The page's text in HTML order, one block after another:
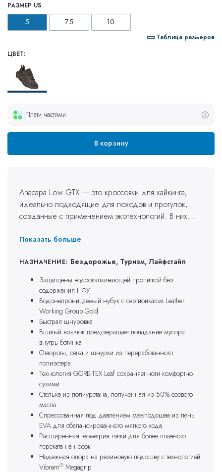
РАЗМЕР US
5 7.5 10
Таблица размеров
ЦВЕТ:
Плати частями
В корзину
Anacapa Low GTX — это кроссовки для хайкинга,
идеально подходящие для походов и прогулок,
созданные с применением экотехнологий. В них...
Показать больше
НАЗНАЧЕНИЕ: Бездорожье, Туризм, Лайфстайл
Защищены водоотталкивающей пропиткой без
содержания ПФУ
Водонепроницаемый нубук с сертификатом Leather
Working Group Gold
Быстрая шнуровка
Вшитый язычок предотвращает попадание мусора
внутрь ботинка
Отвороты, сетка и шнурки из переработанного
полиэстера
Технология GORE-TEX Leaf сохраняет ноги комфортно
сухими
Стелька из полиуретана, полученная из 50% соевого
масла
Спрессованная под давлением межподошва из пены
EVA для сбалансированного мягкого хода
Расширенная геометрия пятки для более плавного
переката на носок
Надежная опора на резиновую подошву с технологией
Vibram® Megagrip